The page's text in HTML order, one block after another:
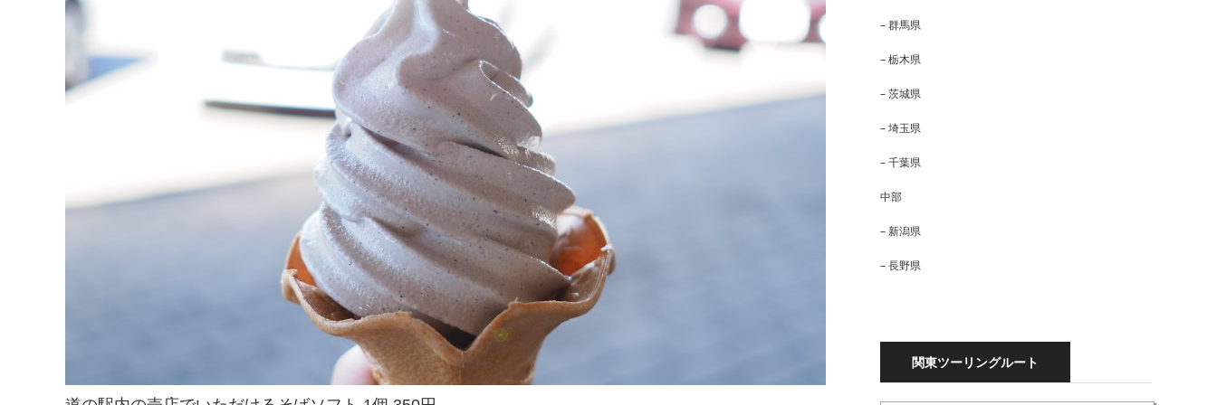
– 群馬県
– 栃木県
– 茨城県
– 埼玉県
– 千葉県
中部
– 新潟県
– 長野県
関東ツーリングルート